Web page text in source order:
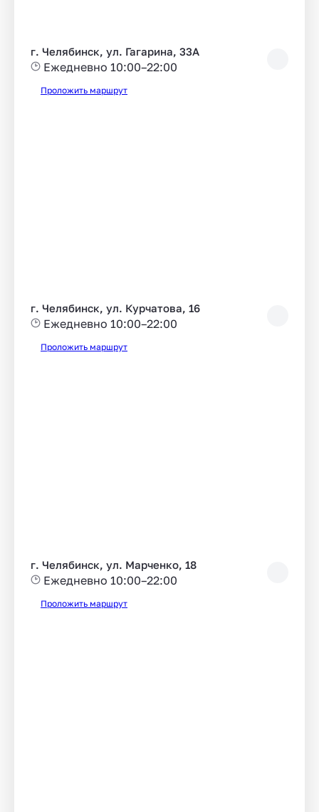
г. Челябинск, ул. Гагарина, 33А
Ежедневно 10:00–22:00
Проложить маршрут
г. Челябинск, ул. Курчатова, 16
Ежедневно 10:00–22:00
Проложить маршрут
г. Челябинск, ул. Марченко, 18
Ежедневно 10:00–22:00
Проложить маршрут